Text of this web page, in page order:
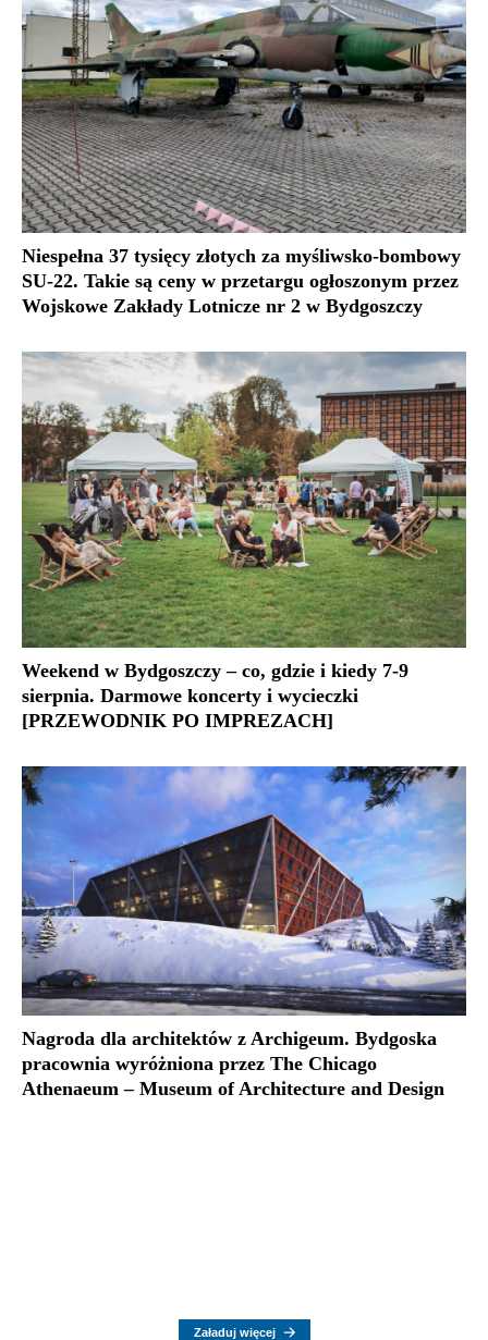
Niespełna 37 tysięcy złotych za myśliwsko-bombowy
SU-22. Takie są ceny w przetargu ogłoszonym przez
Wojskowe Zakłady Lotnicze nr 2 w Bydgoszczy
Weekend w Bydgoszczy – co, gdzie i kiedy 7-9
sierpnia. Darmowe koncerty i wycieczki
[PRZEWODNIK PO IMPREZACH]
Nagroda dla architektów z Archigeum. Bydgoska
pracownia wyróżniona przez The Chicago
Athenaeum – Museum of Architecture and Design
Załaduj więcej